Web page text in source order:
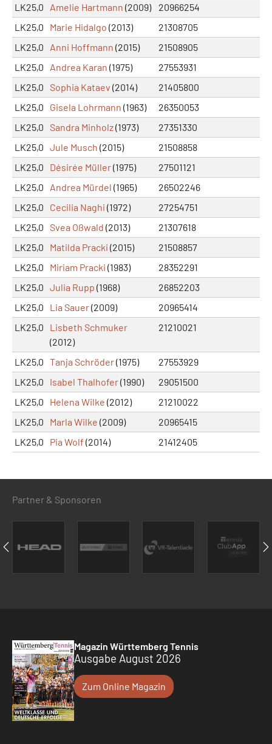
LK25,0
Amelie Hartmann (2009)
20966254
LK25,0
Marie Hidalgo (2013)
21308705
LK25,0
Anni Hoffmann (2015)
21508905
LK25,0
Andrea Karan (1975)
27553931
LK25,0 Sophia Kataev (2014)
21405800
LK25,0
Gisela Lohrmann (1963)
26350053
LK25,0 Sandra Minholz(1973)
27351330
LK25,0 Jule Musch (2015)
21508858
LK25,0
Désirée Müller(1975)
27501121
LK25,0
Andrea Mürdel (1965)
26502246
LK25,0
Cecilia Naghi (1972)
27254751
LK25,0 Svea Oßwald (2013)
21307618
LK25,0
Matilda Pracki (2015)
21508857
LK25,0
Miriam Pracki (1983)
28352291
LK25,0 Julia Rupp (1968)
26852203
LK25,0
Lia Sauer(2009)
20965414
LK25,0
Lisbeth Schmuker
(2012)
21210021
LK25,0 Tanja Schröder(1975)
27553929
LK25,0
Isabel Thalhofer(1990)
29051500
LK25,0
Helena Wilke (2012)
21210022
LK25,0
Marla Wilke (2009)
20965415
LK25,0
Pia Wolf (2014) 21412405
Partner & Sponsoren
Magazin Württemberg Tennis
Ausgabe August 2026
Zum Online Magazin